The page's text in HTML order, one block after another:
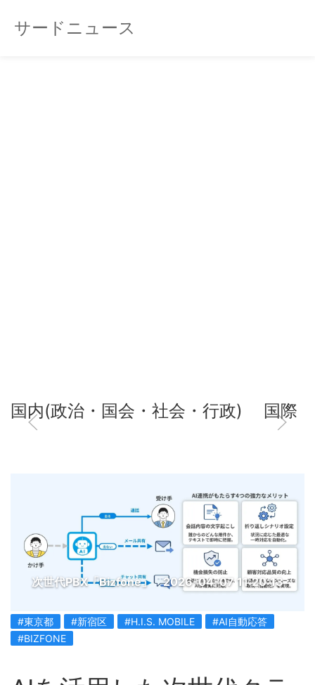
サードニュース
国内(政治・国会・社会・行政) 国際
次世代PBX「Bizfone」 2026-04-07 11:20:13
#東京都 #新宿区 #H.I.S. MOBILE
#AI自動応答
#BIZFONE